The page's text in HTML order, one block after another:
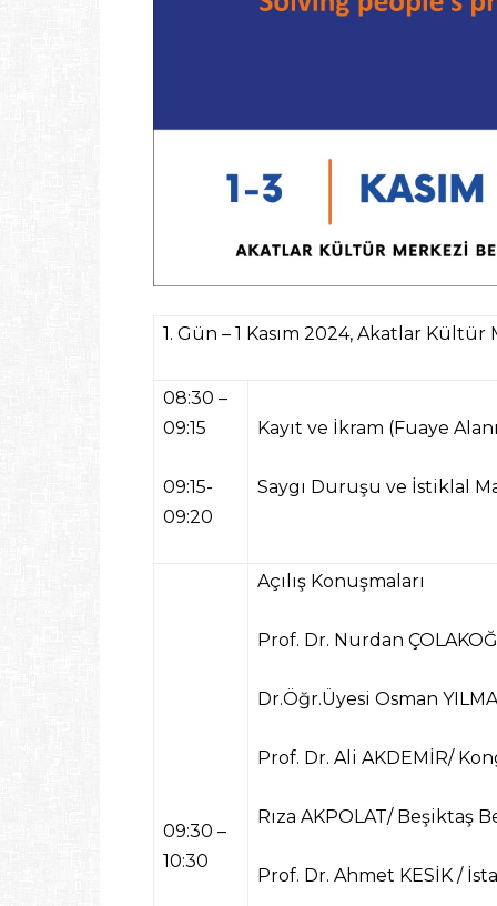
1. Gün – 1 Kasım 2024, Akatlar Kültür
08:30 –
09:15
09:15-
09:20
Kayıt ve İkram (Fuaye
Saygı Duruşu ve İstiklal
09:30 –
10:30
Açılış Konuşmaları
Prof. Dr. Nurdan
Dr.Öğr.Üyesi Osman
Prof. Dr. Ali AKDEMİR/
Rıza AKPOLAT/ Beşiktaş
Prof. Dr. Ahmet KESİK /